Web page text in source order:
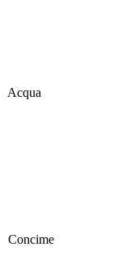
Acqua
Concime